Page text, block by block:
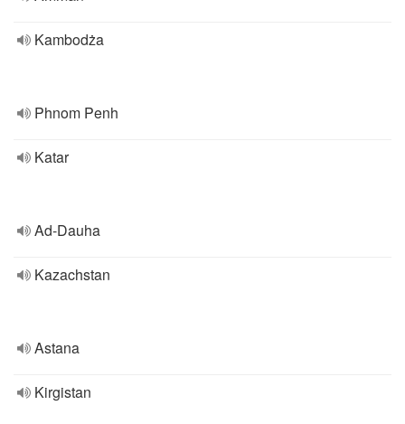
Kambodża
Phnom Penh
Katar
Ad-Dauha
Kazachstan
Astana
Kirgistan